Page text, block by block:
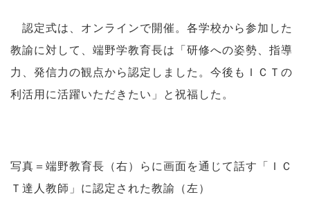
認定式は、オンラインで開催。各学校から参加した
教諭に対して、端野学教育長は「研修への姿勢、指導
力、発信力の観点から認定しました。今後もＩＣＴの
利活用に活躍いただきたい」と祝福した。
写真＝端野教育長（右）らに画面を通じて話す「ＩＣ
Ｔ達人教師」に認定された教諭（左）